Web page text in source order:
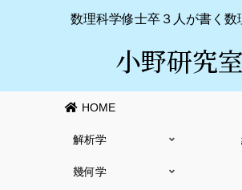
数理科学修士卒３人が書く数
小野研究室
HOME
解析学
幾何学